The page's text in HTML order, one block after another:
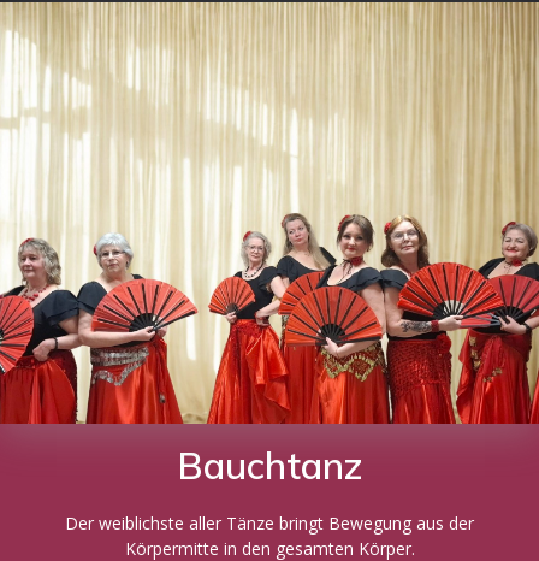
Bauchtanz
Der weiblichste aller Tänze bringt Bewegung aus der
Körpermitte in den gesamten Körper.